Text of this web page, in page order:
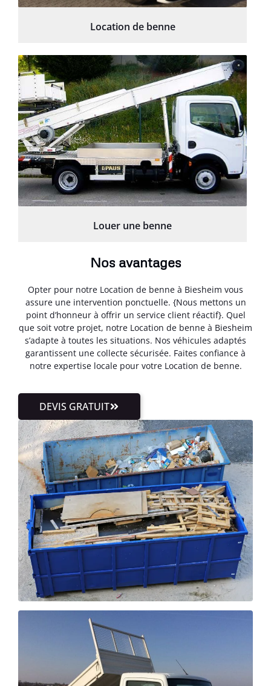
Location de benne
Louer une benne
Nos avantages
Opter pour notre Location de benne à Biesheim vous
assure une intervention ponctuelle. {Nous mettons un
point d’honneur à offrir un service client réactif}. Quel
que soit votre projet, notre Location de benne à Biesheim
s’adapte à toutes les situations. Nos véhicules adaptés
garantissent une collecte sécurisée. Faites confiance à
notre expertise locale pour votre Location de benne.
DEVIS GRATUIT